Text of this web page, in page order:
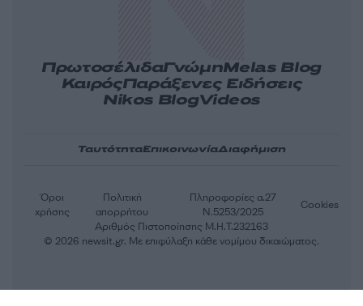
ΠρωτοσέλιδαΓνώμηMelas Blog
ΚαιρόςΠαράξενες Ειδήσεις
Nikos BlogVideos
ΤαυτότηταΕπικοινωνίαΔιαφήμιση
Αριθμός Πιστοποίησης Μ.Η.Τ.232163
Όροι
χρήσης
Πολιτική
απορρήτου
Πληροφορίες α.27
Ν.5253/2025
Cookies
© 2026 newsit.gr. Με επιφύλαξη κάθε νομίμου δικαιώματος.